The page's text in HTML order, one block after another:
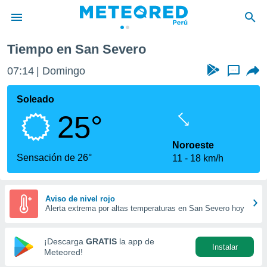
de
ha sido
calidad.
a este
las
y
forma
digital
basada
Tiempo en San Severo
07:14 Domingo ...
Soleado
25°
Sensación de 26°
Noroeste
11
18 km/h
Aviso de nivel rojo
Alerta extrema por altas temperaturas en San Severo hoy
¡Descarga GRATIS la app de
Meteored!
Instalar